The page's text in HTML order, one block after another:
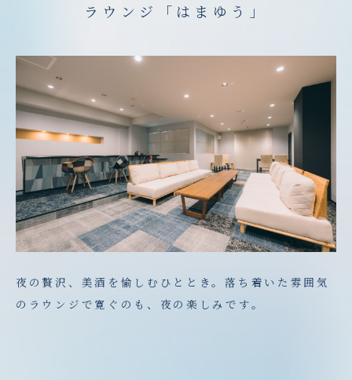
ラウンジ「はまゆう」
夜の贅沢、美酒を愉しむひととき。落ち着いた雰囲気
のラウンジで寛ぐのも、夜の楽しみです。